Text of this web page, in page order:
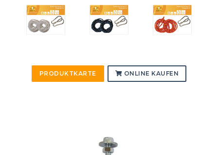
PRODUKTKARTE ONLINE KAUFEN